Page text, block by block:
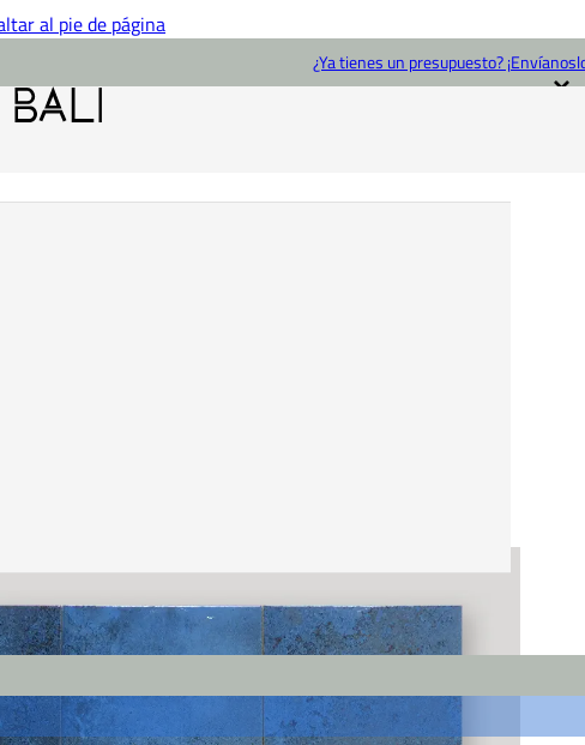
al pie de página
¿Ya tienes un presupuesto?